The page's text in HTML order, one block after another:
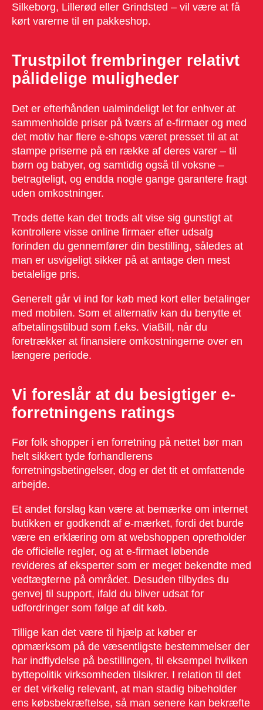
Silkeborg, Lillerød eller Grindsted – vil være at få
kørt varerne til en pakkeshop.
Trustpilot frembringer relativt
pålidelige muligheder
Det er efterhånden ualmindeligt let for enhver at
sammenholde priser på tværs af e-firmaer og med
det motiv har flere e-shops været presset til at at
stampe priserne på en række af deres varer – til
børn og babyer, og samtidig også til voksne –
betragteligt, og endda nogle gange garantere fragt
uden omkostninger.
Trods dette kan det trods alt vise sig gunstigt at
kontrollere visse online firmaer efter udsalg
forinden du gennemfører din bestilling, således at
man er usvigeligt sikker på at antage den mest
betalelige pris.
Generelt går vi ind for køb med kort eller betalinger
med mobilen. Som et alternativ kan du benytte et
afbetalingstilbud som f.eks. ViaBill, når du
foretrækker at finansiere omkostningerne over en
længere periode.
Vi foreslår at du besigtiger e-
forretningens ratings
Før folk shopper i en forretning på nettet bør man
helt sikkert tyde forhandlerens
forretningsbetingelser, dog er det tit et omfattende
arbejde.
Et andet forslag kan være at bemærke om internet
butikken er godkendt af e-mærket, fordi det burde
være en erklæring om at webshoppen opretholder
de officielle regler, og at e-firmaet løbende
revideres af eksperter som er meget bekendte med
vedtægterne på området. Desuden tilbydes du
genvej til support, ifald du bliver udsat for
udfordringer som følge af dit køb.
Tillige kan det være til hjælp at køber er
opmærksom på de væsentligste bestemmelser der
har indflydelse på bestillingen, til eksempel hvilken
byttepolitik virksomheden tilsikrer. I relation til det
er det virkelig relevant, at man stadig bibeholder
ens købsbekræftelse, så man senere kan bekræfte